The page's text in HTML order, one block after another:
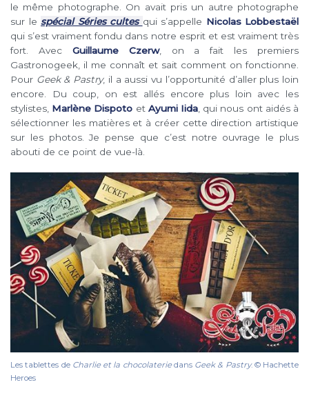
le même photographe. On avait pris un autre photographe
sur le spécial Séries cultes qui s’appelle Nicolas Lobbestaël
qui s’est vraiment fondu dans notre esprit et est vraiment très
fort. Avec Guillaume Czerw, on a fait les premiers
Gastronogeek, il me connaît et sait comment on fonctionne.
Pour Geek & Pastry, il a aussi vu l’opportunité d’aller plus loin
encore. Du coup, on est allés encore plus loin avec les
stylistes, Marlène Dispoto et Ayumi Iida , qui nous ont aidés à
sélectionner les matières et à créer cette direction artistique
sur les photos. Je pense que c’est notre ouvrage le plus
abouti de ce point de vue-là.
Les tablettes de Charlie et la chocolateriedans Geek & Pastry. © Hachette
Heroes